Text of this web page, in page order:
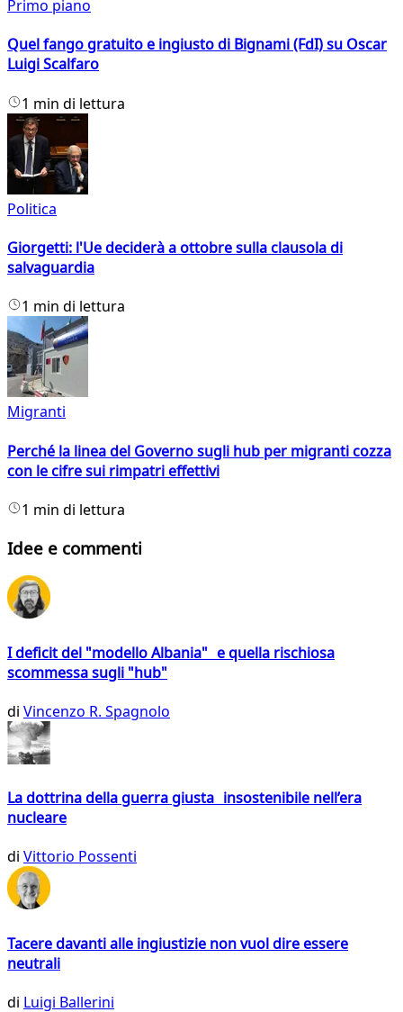
Primo piano
Quel fango gratuito e ingiusto di Bignami (FdI) su Oscar
Luigi Scalfaro
1 min di lettura
Politica
Giorgetti: l'Ue deciderà a ottobre sulla clausola di
salvaguardia
1 min di lettura
Migranti
Perché la linea del Governo sugli hub per migranti cozza
con le cifre sui rimpatri effettivi
1 min di lettura
Idee e commenti
I deficit del "modello Albania" e quella rischiosa
scommessa sugli "hub"
di Vincenzo R. Spagnolo
La dottrina della guerra giusta insostenibile nell’era
nucleare
di Vittorio Possenti
Tacere davanti alle ingiustizie non vuol dire essere
neutrali
di Luigi Ballerini